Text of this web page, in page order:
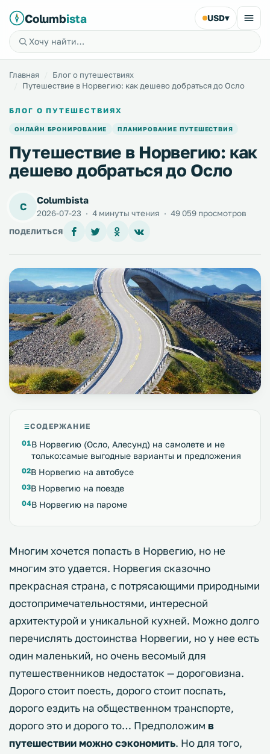
Columbista USD▾
Главная
Блог о путешествиях
Путешествие в Норвегию: как дешево добраться до Осло
БЛОГ О ПУТЕШЕСТВИЯХ
ОНЛАЙН БРОНИРОВАНИЕ ПЛАНИРОВАНИЕ ПУТЕШЕСТВИЯ
Путешествие в Норвегию: как
дешево добраться до Осло
C
Columbista
2026-07-23 · 4 минуты чтения · 49 059 просмотров
ПОДЕЛИТЬСЯ
СОДЕРЖАНИЕ
В Норвегию (Осло, Алесунд) на самолете и не
только:самые выгодные варианты и предложения
В Норвегию на автобусе
В Норвегию на поезде
В Норвегию на пароме
Многим хочется попасть в Норвегию, но не
многим это удается. Норвегия сказочно
прекрасная страна, с потрясающими природными
достопримечательностями, интересной
архитектурой и уникальной кухней. Можно долго
перечислять достоинства Норвегии, но у нее есть
один маленький, но очень весомый для
путешественников недостаток — дороговизна.
Дорого стоит поесть, дорого стоит поспать,
дорого ездить на общественном транспорте,
дорого это и дорого то… Предположим в
путешествии можно сэкономить. Но для того,